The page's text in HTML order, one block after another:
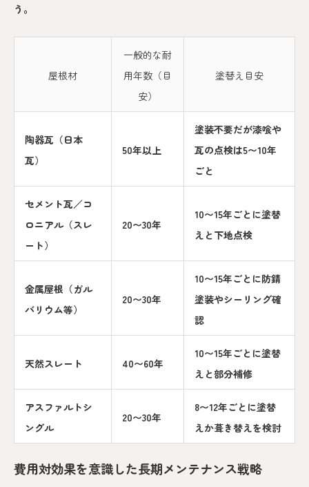
う。
屋根材
一般的な耐
用年数（目
安）
塗替え目安
陶器瓦（日本
瓦）
50年以上
塗装不要だが漆喰や
瓦の点検は5〜10年
ごと
セメント瓦／コ
ロニアル（スレ
ート）
20〜30年
10〜15年ごとに塗替
えと下地点検
金属屋根（ガル
バリウム等）
20〜30年
10〜15年ごとに防錆
塗装やシーリング確
認
天然スレート 40〜60年
10〜15年ごとに塗替
えと部分補修
アスファルトシ
ングル
20〜30年
8〜12年ごとに塗替
えか葺き替えを検討
費用対効果を意識した長期メンテナンス戦略